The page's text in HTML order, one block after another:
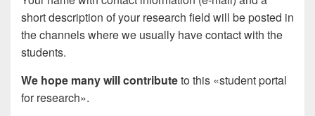
short description of your research field will be posted in
the channels where we usually have contact with the
students.
We hope many will contributeto this «student portal
for research».